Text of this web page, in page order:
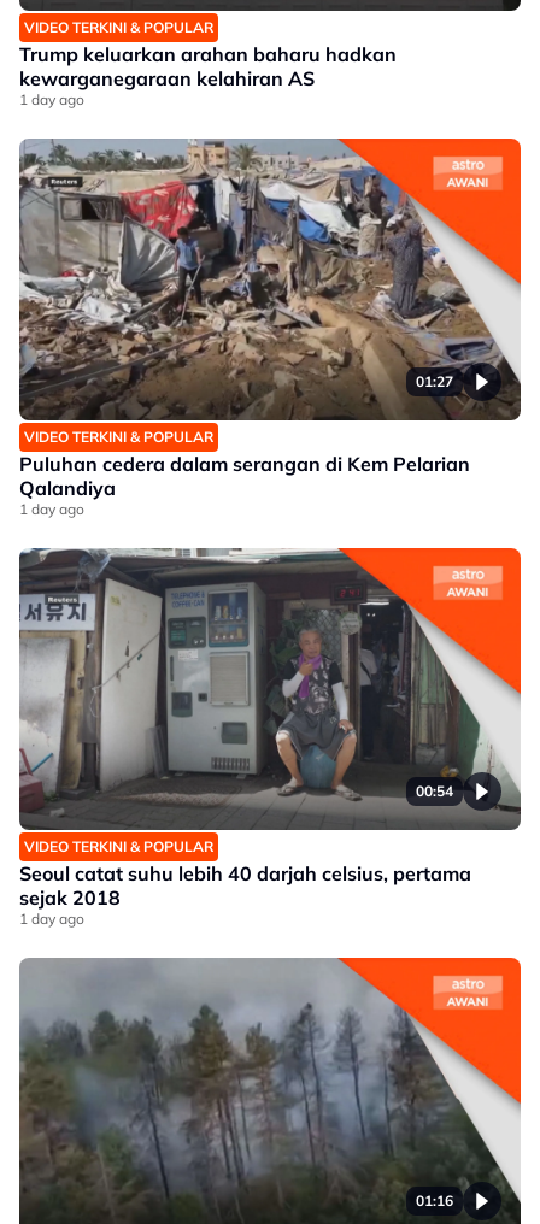
VIDEO TERKINI & POPULAR
Trump keluarkan arahan baharu hadkan
kewarganegaraan kelahiran AS
1 day ago
01:27
VIDEO TERKINI & POPULAR
Puluhan cedera dalam serangan di Kem Pelarian
Qalandiya
1 day ago
00:54
VIDEO TERKINI & POPULAR
Seoul catat suhu lebih 40 darjah celsius, pertama
sejak 2018
1 day ago
01:16